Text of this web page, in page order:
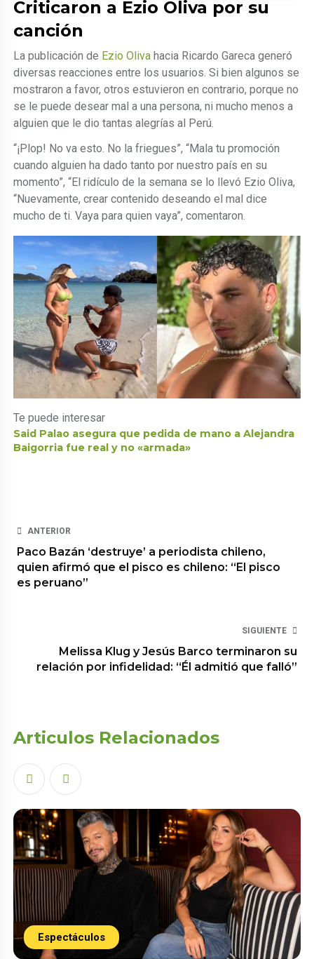
Criticaron a Ezio Oliva por su
canción
La publicación de Ezio Oliva hacia Ricardo Gareca generó
diversas reacciones entre los usuarios. Si bien algunos se
mostraron a favor, otros estuvieron en contrario, porque no
se le puede desear mal a una persona, ni mucho menos a
alguien que le dio tantas alegrías al Perú.
“¡Plop! No va esto. No la friegues”, “Mala tu promoción
cuando alguien ha dado tanto por nuestro país en su
momento”, “El ridículo de la semana se lo llevó Ezio Oliva,
“Nuevamente, crear contenido deseando el mal dice
mucho de ti. Vaya para quien vaya”, comentaron.
Te puede interesar
Said Palao asegura que pedida de mano a Alejandra
Baigorria fue real y no «armada»
ANTERIOR
Paco Bazán ‘destruye’ a periodista chileno,
quien afirmó que el pisco es chileno: “El pisco
es peruano”
SIGUIENTE
Melissa Klug y Jesús Barco terminaron su
relación por infidelidad: “Él admitió que falló”
Articulos Relacionados
Espectáculos